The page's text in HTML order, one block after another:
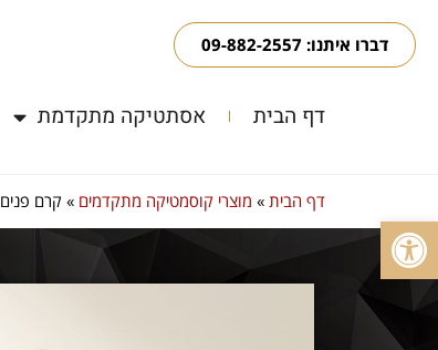
פתח סרגל נגישות
דברו איתנו: 09-882-2557
דף הבית אסתטיקה מתקדמת
דף הבית» מוצרי קוסמטיקה מתקדמים » קרם פנים